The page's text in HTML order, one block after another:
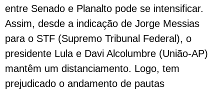
entre Senado e Planalto pode se intensificar.
Assim, desde a indicação de Jorge Messias
para o STF (Supremo Tribunal Federal), o
presidente Lula e Davi Alcolumbre (União-AP)
mantêm um distanciamento. Logo, tem
prejudicado o andamento de pautas